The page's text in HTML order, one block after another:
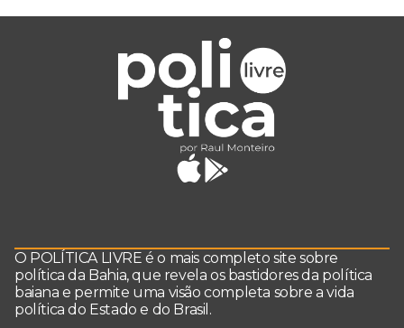
O POLÍTICA LIVRE é o mais completo site sobre
política da Bahia, que revela os bastidores da política
baiana e permite uma visão completa sobre a vida
política do Estado e do Brasil.